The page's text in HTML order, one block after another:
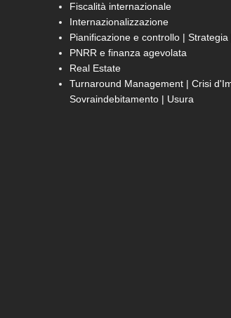
Fiscalità internazionale
Internazionalizzazione
Pianificazione e controllo | Strategia
PNRR e finanza agevolata
Real Estate
Turnaround Management | Crisi
Sovraindebitamento | Usura